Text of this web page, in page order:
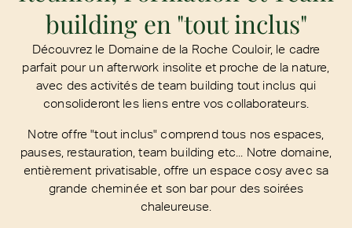
building en "tout inclus"
Découvrez le Domaine de la Roche Couloir, le cadre
parfait pour un afterwork insolite et proche de la nature,
avec des activités de team building tout inclus qui
consolideront les liens entre vos collaborateurs.
Notre offre "tout inclus" comprend tous nos espaces,
pauses, restauration, team building etc... Notre domaine,
entièrement privatisable, offre un espace cosy avec sa
grande cheminée et son bar pour des soirées
chaleureuse.